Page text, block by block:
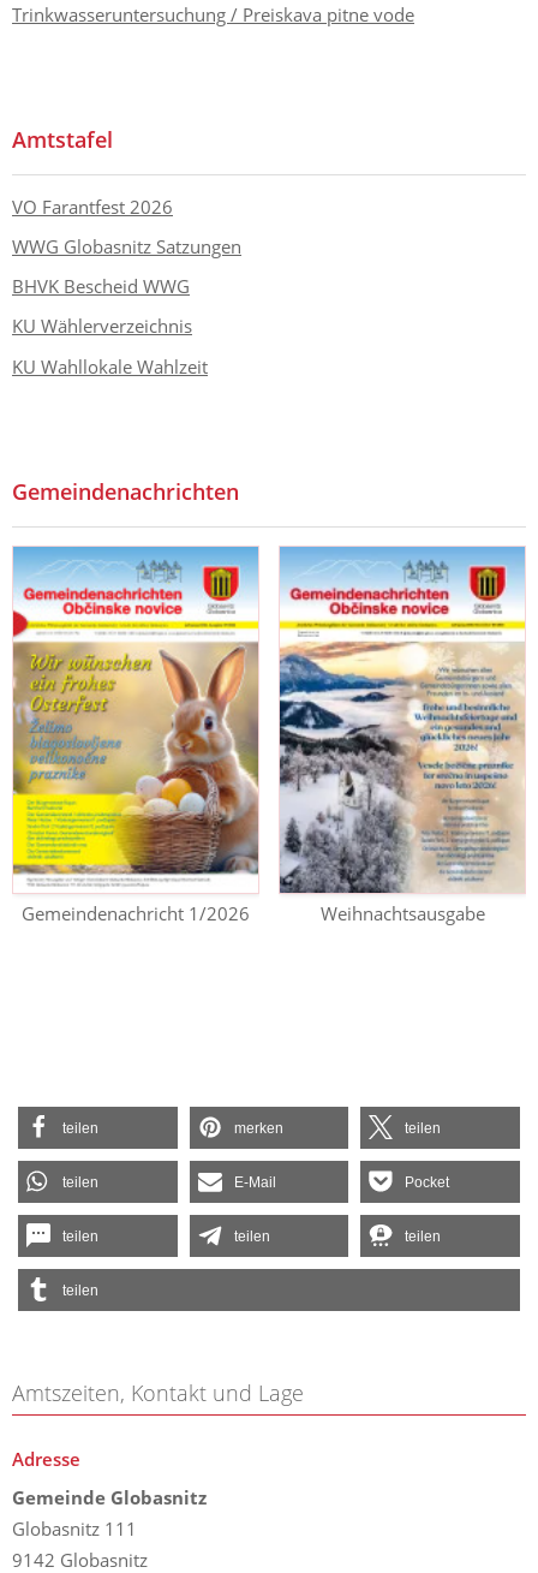
Trinkwasseruntersuchung / Preiskava pitne vode
Amtstafel
VO Farantfest 2026
WWG Globasnitz Satzungen
BHVK Bescheid WWG
KU Wählerverzeichnis
KU Wahllokale Wahlzeit
Gemeindenachrichten
Gemeindenachricht 1/2026 Weihnachtsausgabe
teilen merken teilen
teilen E-Mail Pocket
teilen teilen teilen
teilen
Amtszeiten, Kontakt und Lage
Adresse
Gemeinde Globasnitz
Globasnitz 111
9142 Globasnitz